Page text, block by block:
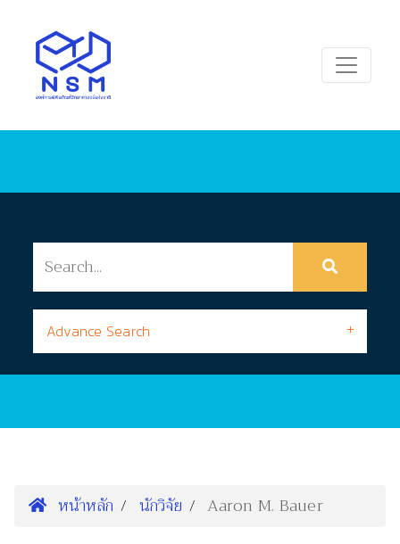
Advance Search
หน้าหลัก นักวิจัย Aaron M. Bauer